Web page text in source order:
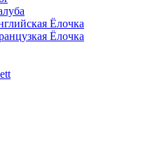
Ёлочка
Ёлочка